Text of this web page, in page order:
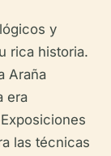
y
rica historia.
Araña
era
las técnicas